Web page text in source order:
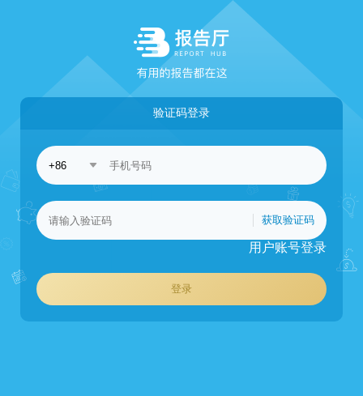
验证码登录
获取验证码
用户账号登录
登录